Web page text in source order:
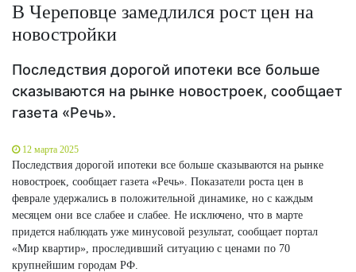
В Череповце замедлился рост цен на
новостройки
Последствия дорогой ипотеки все больше
сказываются на рынке новостроек, сообщает
газета «Речь».
12 марта 2025
Последствия дорогой ипотеки все больше сказываются на рынке
новостроек, сообщает газета «Речь». Показатели роста цен в
феврале удержались в положительной динамике, но с каждым
месяцем они все слабее и слабее. Не исключено, что в марте
придется наблюдать уже минусовой результат, сообщает портал
«Мир квартир», проследивший ситуацию с ценами по 70
крупнейшим городам РФ.